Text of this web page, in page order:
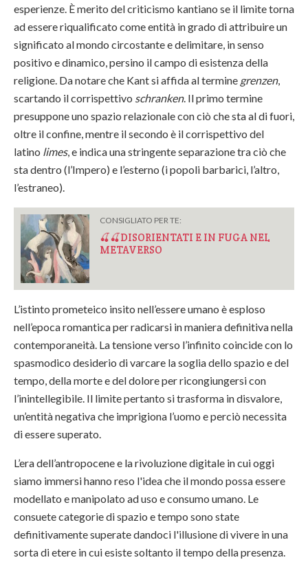
esperienze. È merito del criticismo kantiano se il limite torna
ad essere riqualificato come entità in grado di attribuire un
significato al mondo circostante e delimitare, in senso
positivo e dinamico, persino il campo di esistenza della
religione. Da notare che Kant si affida al termine grenzen,
scartando il corrispettivo schranken. Il primo termine
presuppone uno spazio relazionale con ciò che sta al di fuori,
oltre il confine, mentre il secondo è il corrispettivo del
latino limes, e indica una stringente separazione tra ciò che
sta dentro (l’Impero) e l’esterno (i popoli barbarici, l’altro,
l’estraneo).
CONSIGLIATO PER TE:
🍒🍒DISORIENTATI E IN FUGA NEL
METAVERSO
L’istinto prometeico insito nell’essere umano è esploso
nell’epoca romantica per radicarsi in maniera definitiva nella
contemporaneità. La tensione verso l’infinito coincide con lo
spasmodico desiderio di varcare la soglia dello spazio e del
tempo, della morte e del dolore per ricongiungersi con
l’inintellegibile. Il limite pertanto si trasforma in disvalore,
un’entità negativa che imprigiona l’uomo e perciò necessita
di essere superato.
L’era dell’antropocene e la rivoluzione digitale in cui oggi
siamo immersi hanno reso l'idea che il mondo possa essere
modellato e manipolato ad uso e consumo umano. Le
consuete categorie di spazio e tempo sono state
definitivamente superate dandoci l'illusione di vivere in una
sorta di etere in cui esiste soltanto il tempo della presenza.